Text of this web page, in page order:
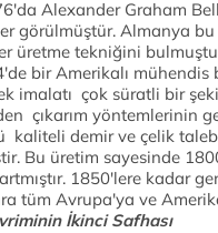
Alexander Graham
görülmüştür. Almanya
üretme tekniğini
bir Amerikalı
imalatı çok süratli bir
çıkarım yöntemlerinin
kaliteli demir ve çelik
Bu üretim sayesinde
1850'lere kadar
tüm Avrupa'ya ve
İkinci Safhası